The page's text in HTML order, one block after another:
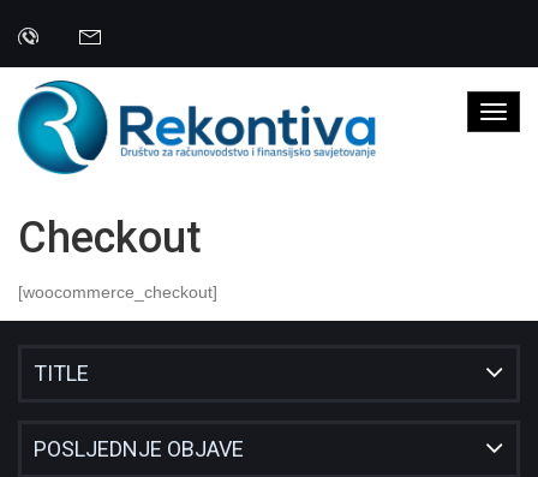
Checkout
[woocommerce_checkout]
TITLE
POSLJEDNJE OBJAVE